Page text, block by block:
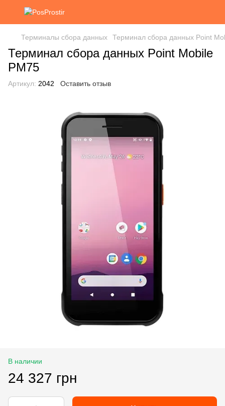
Терминалы сбора данных Терминал сбора данных Point
Терминал сбора данных Point Mobile
PM75
Артикул: 2042 Оставить отзыв
В наличии
24 327 грн